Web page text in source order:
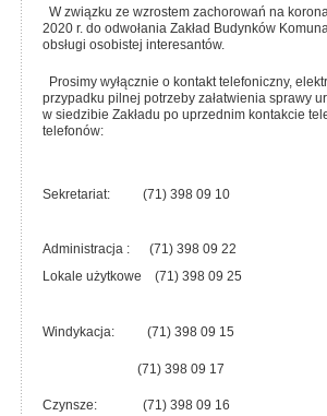
W związku ze wzrostem zachorowań na
2020 r. do odwołania Zakład Budynków
obsługi osobistej interesantów.
Prosimy wyłącznie o kontakt telefoniczny,
przypadku pilnej potrzeby załatwienia sprawy
w siedzibie Zakładu po uprzednim kontakcie
telefonów:
Sekretariat: (71) 398 09 10
Administracja : (71) 398 09 22
Lokale użytkowe (71) 398 09 25
Windykacja: (71) 398 09 15
(71) 398 09 17
Czynsze: (71) 398 09 16